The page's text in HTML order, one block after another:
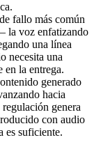
fallo más común
la voz enfatizando
una línea
necesita una
en la entrega.
generado
hacia
genera
con audio
es suficiente.